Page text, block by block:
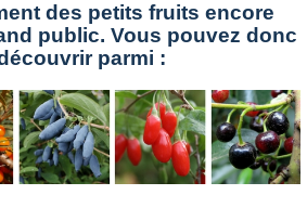
des petits fruits encore
public. Vous pouvez donc
parmi :